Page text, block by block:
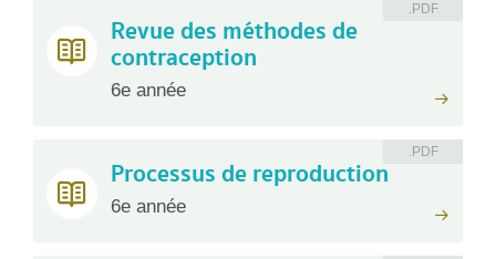
.PDF
Revue des méthodes de
contraception
6e année
.PDF
Processus de reproduction
6e année